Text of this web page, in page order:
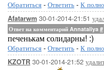
Обратиться - Ответить - К
Afatarwm 30-01-2014-21:51
Ответ на комментарий Annataliya #
печенькам солидарны! :)
Обратиться - Ответить - К
KZOTR 30-01-2014-21:52